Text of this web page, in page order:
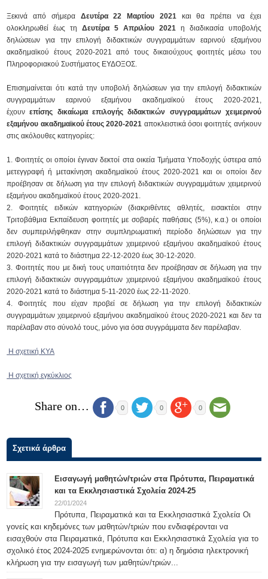
Ξεκινά από σήμερα Δευτέρα 22 Μαρτίου 2021και θα πρέπει να έχει
ολοκληρωθεί έως τηΔευτέρα 5 Απριλίου 2021η διαδικασία υποβολής
δηλώσεων για την επιλογή διδακτικών συγγραμμάτων εαρινού εξαμήνου
ακαδημαϊκού έτους 2020-2021 από τους δικαιούχους φοιτητές μέσω του
Πληροφοριακού Συστήματος ΕΥΔΟΞΟΣ.
Επισημαίνεται ότι κατά την υποβολή δηλώσεων για την επιλογή διδακτικών
συγγραμμάτων εαρινού εξαμήνου ακαδημαϊκού έτους 2020-2021,
έχουνεπίσης δικαίωμα επιλογής διδακτικών συγγραμμάτων χειμερινού
εξαμήνου ακαδημαϊκού έτους 2020-2021 αποκλειστικά όσοι φοιτητές ανήκουν
στις ακόλουθες κατηγορίες:
Φοιτητές οι οποίοι έγιναν δεκτοί στα οικεία Τμήματα Υποδοχής ύστερα από
μετεγγραφή ή μετακίνηση ακαδημαϊκού έτους 2020-2021 και οι οποίοι δεν
προέβησαν σε δήλωση για την επιλογή διδακτικών συγγραμμάτων χειμερινού
εξαμήνου ακαδημαϊκού έτους 2020-2021.
Φοιτητές ειδικών κατηγοριών (διακριθέντες αθλητές, εισακτέοι στην
Τριτοβάθμια Εκπαίδευση φοιτητές με σοβαρές παθήσεις (5%), κ.α.) οι οποίοι
δεν συμπεριλήφθηκαν στην συμπληρωματική περίοδο δηλώσεων για την
επιλογή διδακτικών συγγραμμάτων χειμερινού εξαμήνου ακαδημαϊκού έτους
2020-2021 κατά το διάστημα 22-12-2020 έως 30-12-2020.
Φοιτητές που με δική τους υπαιτιότητα δεν προέβησαν σε δήλωση για την
επιλογή διδακτικών συγγραμμάτων χειμερινού εξαμήνου ακαδημαϊκού έτους
2020-2021 κατά το διάστημα 5-11-2020 έως 22-11-2020.
Φοιτητές που είχαν προβεί σε δήλωση για την επιλογή διδακτικών
συγγραμμάτων χειμερινού εξαμήνου ακαδημαϊκού έτους 2020-2021 και δεν τα
παρέλαβαν στο σύνολό τους, μόνο για όσα συγγράμματα δεν παρέλαβαν.
Η σχετική ΚΥΑ
Η σχετική εγκύκλιος
Share on… 0 0 0
Σχετικά άρθρα
Εισαγωγή μαθητών/τριών στα Πρότυπα, Πειραματικά
και τα Εκκλησιαστικά Σχολεία 2024-25
22/01/2024
Πρότυπα, Πειραματικά και τα Εκκλησιαστικά Σχολεία Οι
γονείς και κηδεμόνες των μαθητών/τριών που ενδιαφέρονται να
εισαχθούν στα Πειραματικά, Πρότυπα και Εκκλησιαστικά Σχολεία για το
σχολικό έτος 2024-2025 ενημερώνονται ότι: α) η δημόσια ηλεκτρονική
κλήρωση για την εισαγωγή των μαθητών/τριών...